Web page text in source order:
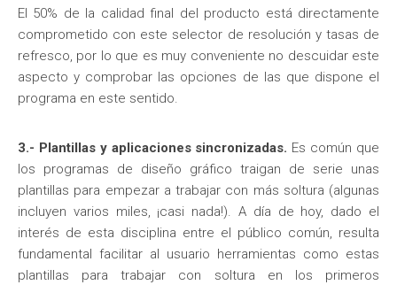
El 50% de la calidad final del producto está directamente
comprometido con este selector de resolución y tasas de
refresco, por lo que es muy conveniente no descuidar este
aspecto y comprobar las opciones de las que dispone el
programa en este sentido.
3.- Plantillas y aplicaciones sincronizadas. Es común que
los programas de diseño gráfico traigan de serie unas
plantillas para empezar a trabajar con más soltura (algunas
incluyen varios miles, ¡casi nada!). A día de hoy, dado el
interés de esta disciplina entre el público común, resulta
fundamental facilitar al usuario herramientas como estas
plantillas para trabajar con soltura en los primeros